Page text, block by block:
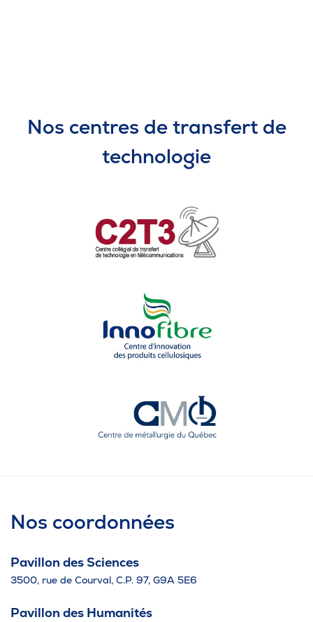
Nos centres de transfert de
technologie
Nos coordonnées
Pavillon des Sciences
3500, rue de Courval, C.P. 97, G9A 5E6
Pavillon des Humanités